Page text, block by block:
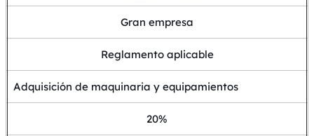
Gran empresa
Reglamento aplicable
Adquisición de maquinaria y equipamientos
20%